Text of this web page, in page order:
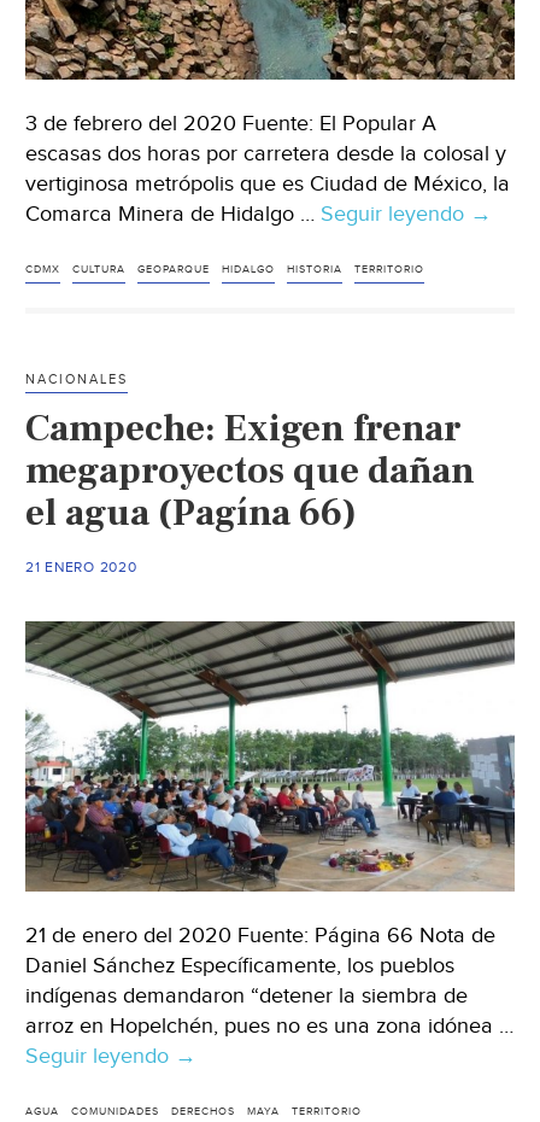
3 de febrero del 2020 Fuente: El Popular A
escasas dos horas por carretera desde la colosal y
vertiginosa metrópolis que es Ciudad de México, la
Comarca Minera de Hidalgo … Seguir leyendo La
con
plata
(El
→
CDMX CULTURA GEOPARQUE HIDALGO HISTORIA TERRITORIO
NACIONALES
Campeche: Exigen frenar
megaproyectos que dañan
el agua (Pagína 66)
21 ENERO 2020
21 de enero del 2020 Fuente: Página 66 Nota de
Daniel Sánchez Específicamente, los pueblos
indígenas demandaron “detener la siembra de
arroz en Hopelchén, pues no es una zona idónea …
Seguir leyendo Campeche:
frenar
→
AGUA COMUNIDADES DERECHOS MAYA TERRITORIO